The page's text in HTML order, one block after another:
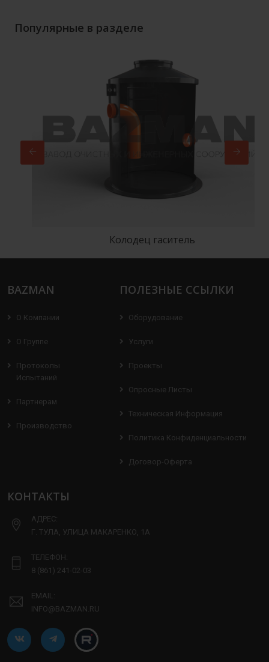
Популярные в разделе
Колодец гаситель
BAZMAN
О Компании
О Группе
Протоколы
Испытаний
Партнерам
Производство
ПОЛЕЗНЫЕ ССЫЛКИ
Оборудование
Услуги
Проекты
Опросные Листы
Техническая Информация
Политика Конфиденциальности
Договор-Оферта
КОНТАКТЫ
АДРЕС:
Г. ТУЛА, УЛИЦА МАКАРЕНКО, 1А
ТЕЛЕФОН:
8 (861) 241-02-03
EMAIL:
INFO@BAZMAN.RU